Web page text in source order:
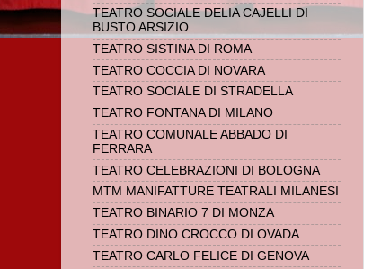
TEATRO SOCIALE DELIA CAJELLI DI
BUSTO ARSIZIO
TEATRO SISTINA DI ROMA
TEATRO COCCIA DI NOVARA
TEATRO SOCIALE DI STRADELLA
TEATRO FONTANA DI MILANO
TEATRO COMUNALE ABBADO DI
FERRARA
TEATRO CELEBRAZIONI DI BOLOGNA
MTM MANIFATTURE TEATRALI MILANESI
TEATRO BINARIO 7 DI MONZA
TEATRO DINO CROCCO DI OVADA
TEATRO CARLO FELICE DI GENOVA